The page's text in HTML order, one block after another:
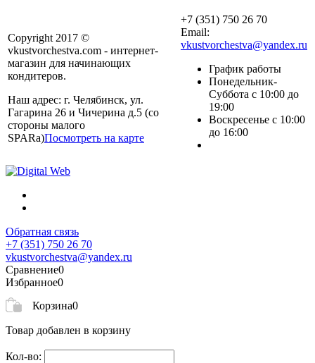
Copyright 2017 ©
vkustvorchestva.com - интернет-
магазин для начинающих
кондитеров.
Наш адрес: г. Челябинск, ул.
Гагарина 26 и Чичерина д.5 (со
стороны малого
SPARa)Посмотреть на карте
+7 (351) 750 26 70
Email:
vkustvorchestva@yandex.ru
График работы
Понедельник-
Суббота с 10:00 до
19:00
Воскресенье с 10:00
до 16:00
Обратная связь
+7 (351) 750 26 70
vkustvorchestva@yandex.ru
Сравнение0
Избранное0
Корзина0
Товар добавлен в корзину
Кол-во: